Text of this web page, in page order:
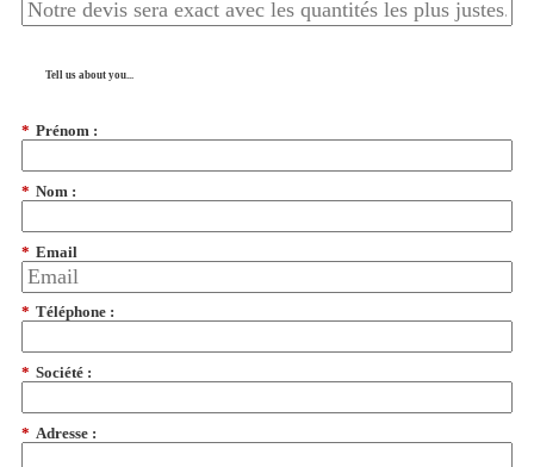
Tell us about you...
* Prénom :
* Nom :
* Email
* Téléphone :
* Société :
* Adresse :